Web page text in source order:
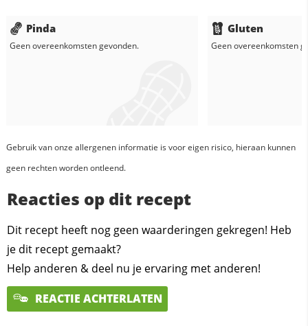
Pinda
Geen overeenkomsten gevonden.
Gluten
Geen overeenkomsten
Gebruik van onze allergenen informatie is voor eigen risico, hieraan kunnen
geen rechten worden ontleend.
Reacties op dit recept
Dit recept heeft nog geen waarderingen gekregen! Heb
je dit recept gemaakt?
Help anderen & deel nu je ervaring met anderen!
REACTIE ACHTERLATEN